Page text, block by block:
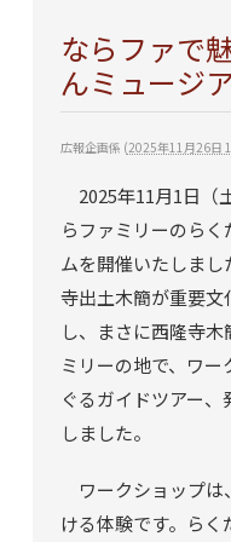
ならファで
んミュージ
広報企画係 (2025年11月26日
2025年11月1日（
らファミリーのら
ムを開催いたしま
寺出土木簡が重要
し、まさに西隆寺
ミリーの地で、ワ
ぐるガイドツアー
しました。
ワークショップは
ける体験です。ら